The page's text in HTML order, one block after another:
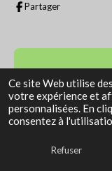
Ce site Web utilise
votre expérience et
personnalisées. En
consentez à
Refuser
Partager
© 2022 - 2026 La
E-mail